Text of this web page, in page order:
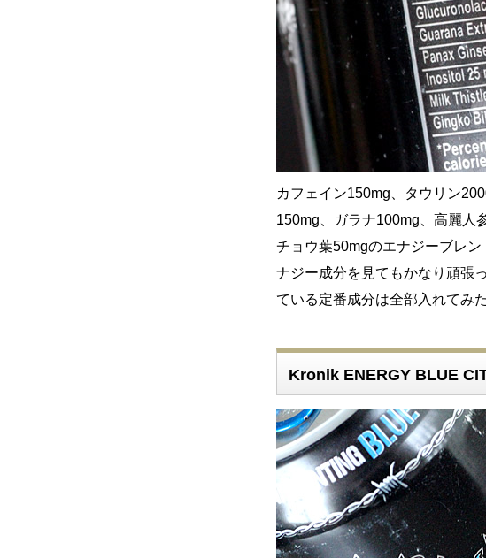
カフェイン150mg、タウリン
150mg、ガラナ100mg、高麗人
チョウ葉50mgのエナジーブレ
ナジー成分を見てもかなり頑張
ている定番成分は全部入れてみ
Kronik ENERGY BLUE